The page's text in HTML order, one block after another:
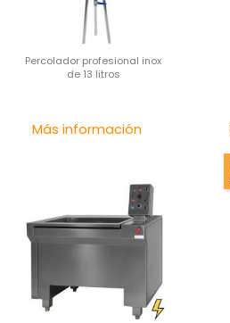
Percolador profesional inox
de 13 litros
Más información